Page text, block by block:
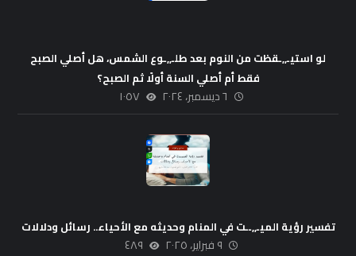
لو استيـ,,ـقظت من النوم بعد طلـ,,ـوع الشمس، هل أصلي الصبح
فقط أم أصلي السنة أولًا ثم الصبح؟
٦ ديسمبر، ٢٠٢٤ ١٠٥٧
تفسير رؤية الميـ,,ــت في المنام وحديثه مع الأحياء.. رسائل ودلالات
٩ فبراير، ٢٠٢٥ ٤٨٩